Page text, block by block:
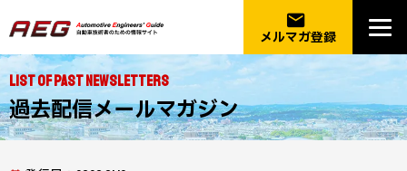
email
メルマガ登録
List of Past Newsletters
過去配信メールマガジン